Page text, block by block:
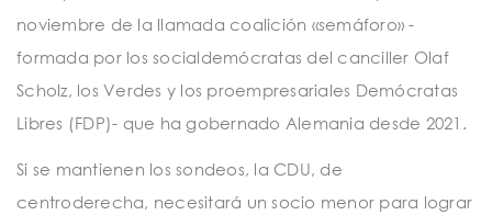
noviembre de la llamada coalición «semáforo» -
formada por los socialdemócratas del canciller Olaf
Scholz, los Verdes y los proempresariales Demócratas
Libres (FDP)- que ha gobernado Alemania desde 2021.
Si se mantienen los sondeos, la CDU, de
centroderecha, necesitará un socio menor para lograr